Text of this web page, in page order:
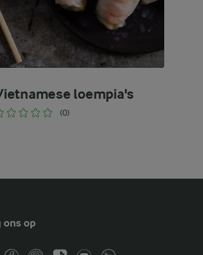
loempia's
(0)
ons op